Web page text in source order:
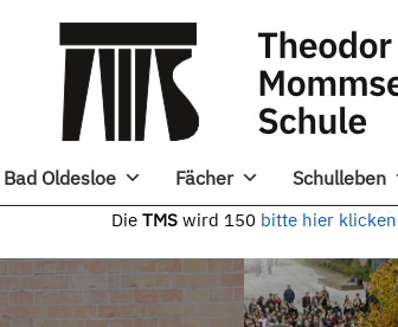
Oldesloe Fächer Schulleben
TMS wird 150 bitte hier klicken